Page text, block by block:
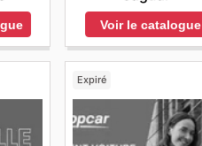
Voir le catalogue
Expiré